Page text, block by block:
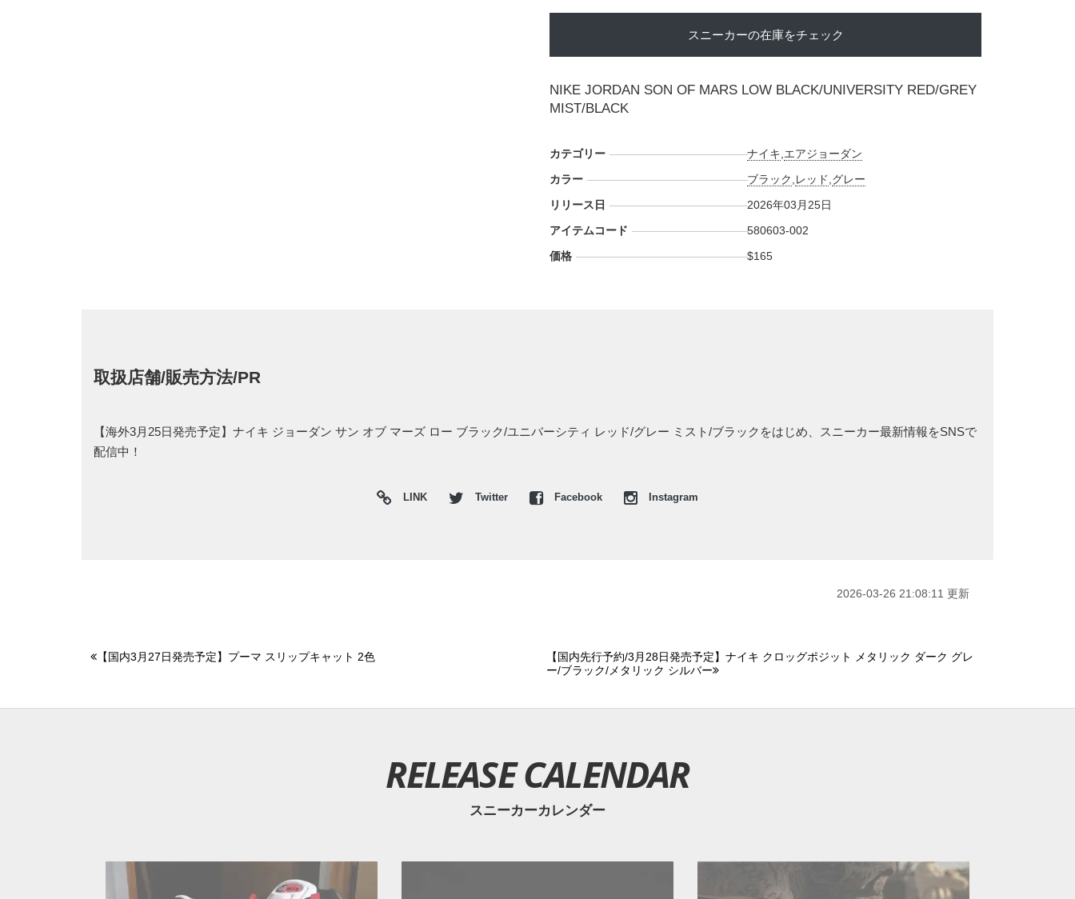
スニーカーの在庫をチェック
NIKE JORDAN SON OF MARS LOW BLACK/UNIVERSITY RED/GREY
MIST/BLACK
カテゴリー ナイキ エアジョーダン
カラー
ブラック レッド グレー
リリース日
2026年03月25日
アイテムコード
580603-002
価格
$165
取扱店舗/販売方法/PR
【海外3月25日発売予定】ナイキ ジョーダン サン オブ マーズ ロー ブラック/ユニバーシティ レッド/グレー ミスト/ブラックをはじめ、スニーカー最新情報をSNSで
配信中！
LINK Twitter Facebook Instagram
2026-03-26 21:08:11 更新
【国内3月27日発売予定】プーマ スリップキャット 2色
【国内先行予約/3月28日発売予定】ナイキ クロッグポジット メタリック ダーク グレ
ー/ブラック/メタリック シルバー
RELEASE CALENDAR
スニーカーカレンダー